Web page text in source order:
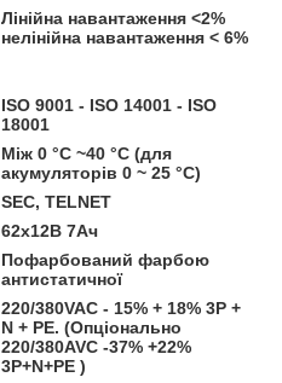
Лінійна навантаження <2%
нелінійна навантаження < 6%
ISO 9001 - ISO 14001 - ISO
18001
Між 0 °C ~40 °C (для
акумуляторів 0 ~ 25 °C)
SEC, TELNET
62х12В 7Ач
Пофарбований фарбою
антистатичної
220/380VAC - 15% + 18% 3P +
N + PE. (Опціонально
220/380AVC -37% +22%
3P+N+PE )